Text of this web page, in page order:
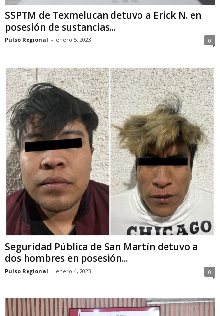
SSPTM de Texmelucan detuvo a Erick N. en
posesión de sustancias...
Pulso Regional - enero 5, 2023 0
Seguridad Pública de San Martín detuvo a
dos hombres en posesión...
Pulso Regional - enero 4, 2023 0